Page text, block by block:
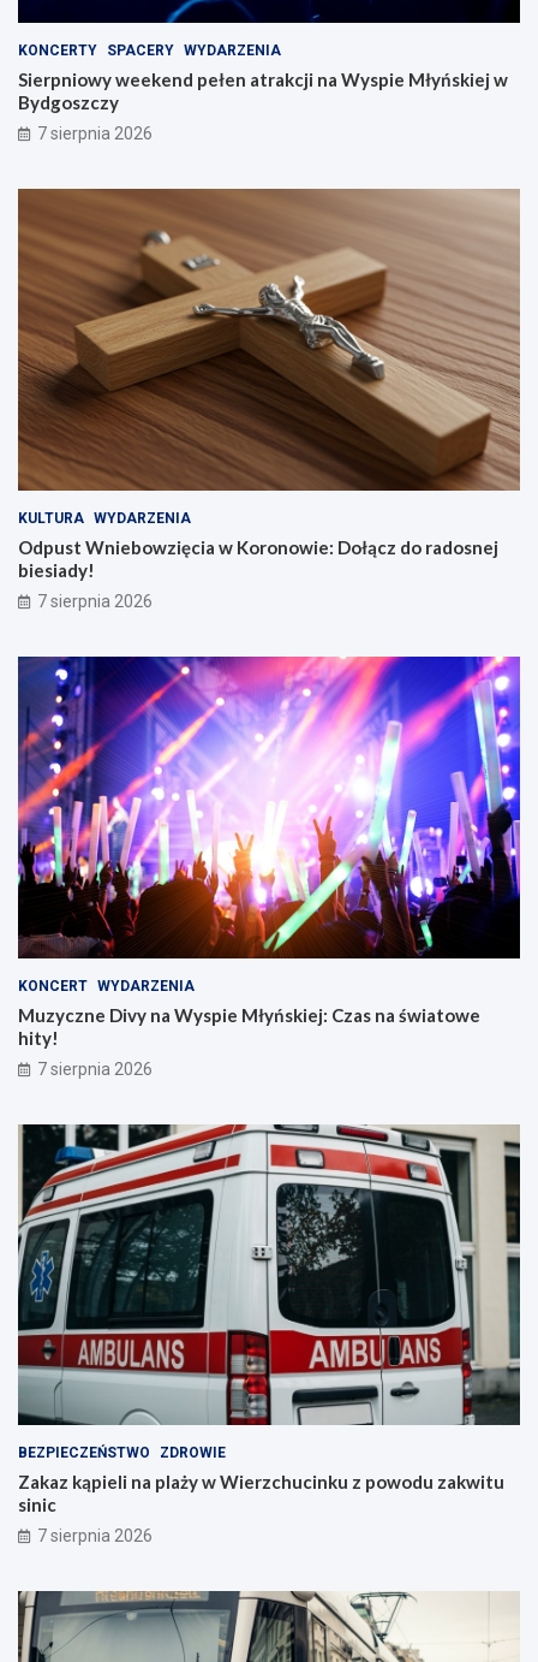
KONCERTY SPACERY WYDARZENIA
Sierpniowy weekend pełen atrakcji na Wyspie Młyńskiej w
Bydgoszczy
7 sierpnia 2026
KULTURA WYDARZENIA
Odpust Wniebowzięcia w Koronowie: Dołącz do radosnej
biesiady!
7 sierpnia 2026
KONCERT WYDARZENIA
Muzyczne Divy na Wyspie Młyńskiej: Czas na światowe
hity!
7 sierpnia 2026
BEZPIECZEŃSTWO ZDROWIE
Zakaz kąpieli na plaży w Wierzchucinku z powodu zakwitu
sinic
7 sierpnia 2026